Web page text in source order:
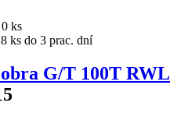
ks
ks do 3 prac. dní
G/T 100T RWL